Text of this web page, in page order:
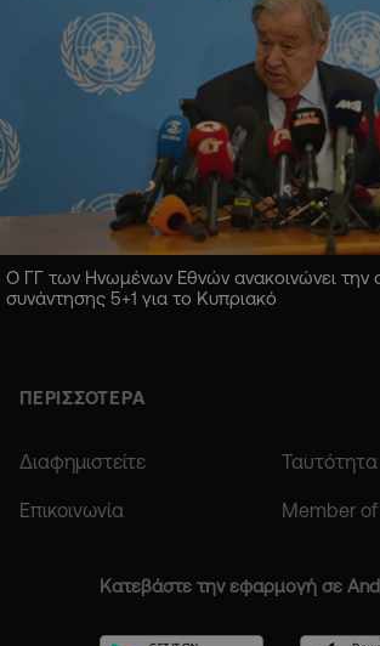
Ο ΓΓ των Ηνωμένων Εθνών ανακοινώνει την
συνάντησης 5+1 για το Κυπριακό
ΠΕΡΙΣΣΟΤΕΡΑ
Διαφημιστείτε Ταυτότητα
Επικοινωνία Member of
Κατεβάστε την εφαρμογή σε